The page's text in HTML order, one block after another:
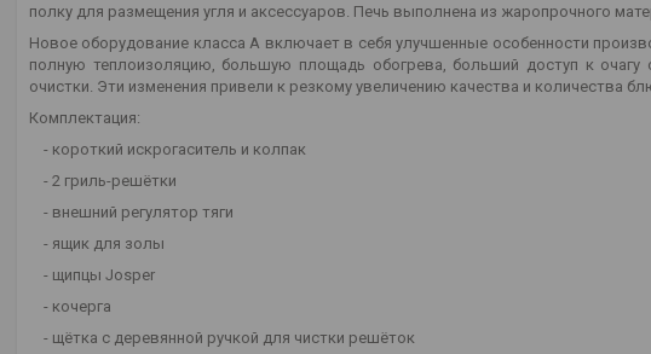
полку для размещения угля и аксессуаров. Печь выполнена из жаропрочного
Новое оборудование класса A включает в себя улучшенные особенности
полную теплоизоляцию, большую площадь обогрева, больший доступ к очагу
очистки. Эти изменения привели к резкому увеличению качества и количества
Комплектация:
- короткий искрогаситель и колпак
- 2 гриль-решётки
- внешний регулятор тяги
- ящик для золы
- щипцы Josper
- кочерга
- щётка с деревянной ручкой для чистки решёток